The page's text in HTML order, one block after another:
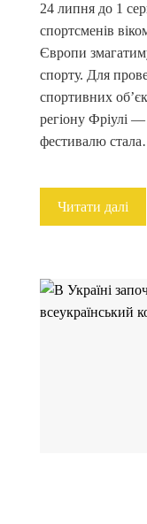
24 липня до 1
спортсменів
Європи
спорту. Для
спортивних
регіону Фріулі
фестивалю
Читати далі